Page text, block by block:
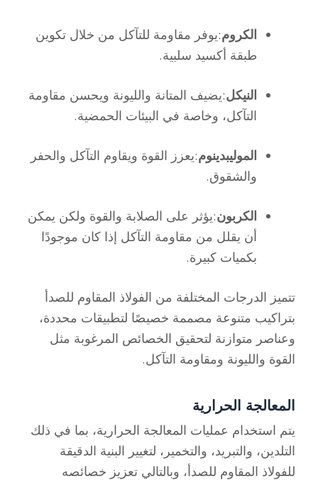
الكروم:يوفر مقاومة للتآكل من خلال تكوين
طبقة أكسيد سلبية.
النيكل:يضيف المتانة والليونة ويحسن مقاومة
التآكل، وخاصة في البيئات الحمضية.
الموليبدينوم:يعزز القوة ويقاوم التآكل والحفر
والشقوق.
الكربون:يؤثر على الصلابة والقوة ولكن يمكن
أن يقلل من مقاومة التآكل إذا كان موجودًا
بكميات كبيرة.
تتميز الدرجات المختلفة من الفولاذ المقاوم للصدأ
بتراكيب متنوعة مصممة خصيصًا لتطبيقات محددة،
وعناصر متوازنة لتحقيق الخصائص المرغوبة مثل
القوة والليونة ومقاومة التآكل.
المعالجة الحرارية
يتم استخدام عمليات المعالجة الحرارية، بما في ذلك
التلدين، والتبريد، والتخمير، لتغيير البنية الدقيقة
للفولاذ المقاوم للصدأ، وبالتالي تعزيز خصائصه